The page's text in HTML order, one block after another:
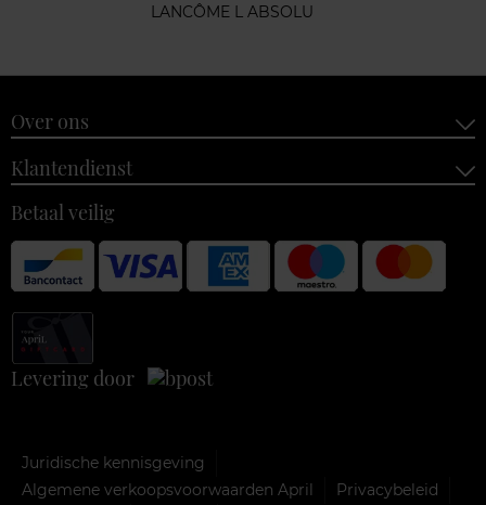
LANCÔME L ABSOLU
Over ons
Klantendienst
Betaal veilig
Levering door
Juridische kennisgeving
Algemene verkoopsvoorwaarden April
Privacybeleid